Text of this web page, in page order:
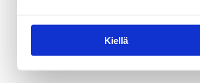
Kiellä